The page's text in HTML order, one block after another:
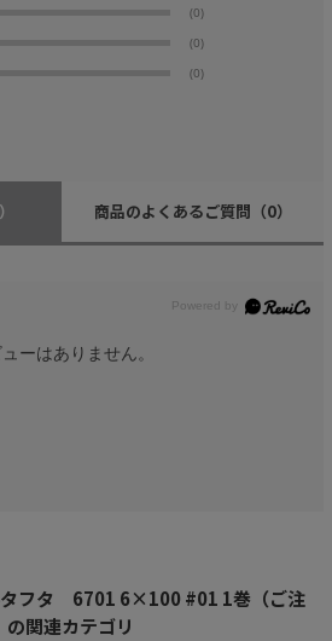
(0)
(0)
(0)
商品のよくあるご質問 （0）
ーはありません。
フタ 6701 6×100 #01 1巻（ご注
関連カテゴリ